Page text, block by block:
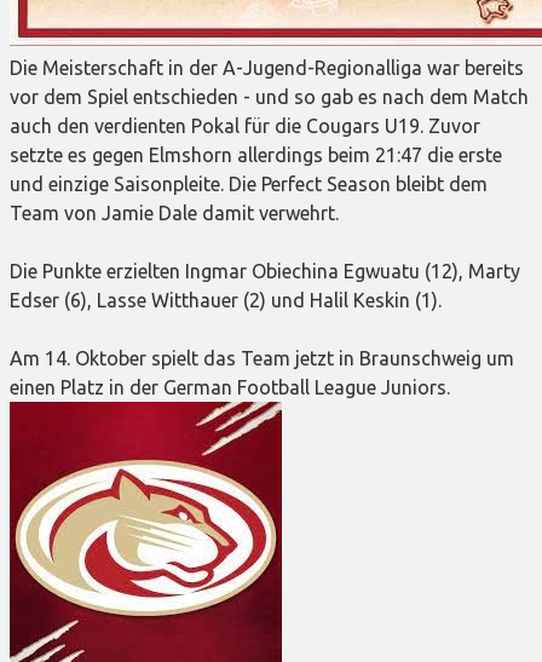
Die Meisterschaft in der A-Jugend-Regionalliga war bereits
vor dem Spiel entschieden - und so gab es nach dem Match
auch den verdienten Pokal für die Cougars U19. Zuvor
setzte es gegen Elmshorn allerdings beim 21:47 die erste
und einzige Saisonpleite. Die Perfect Season bleibt dem
Team von Jamie Dale damit verwehrt.
Die Punkte erzielten Ingmar Obiechina Egwuatu (12), Marty
Edser (6), Lasse Witthauer (2) und Halil Keskin (1).
Am 14. Oktober spielt das Team jetzt in Braunschweig um
einen Platz in der German Football League Juniors.